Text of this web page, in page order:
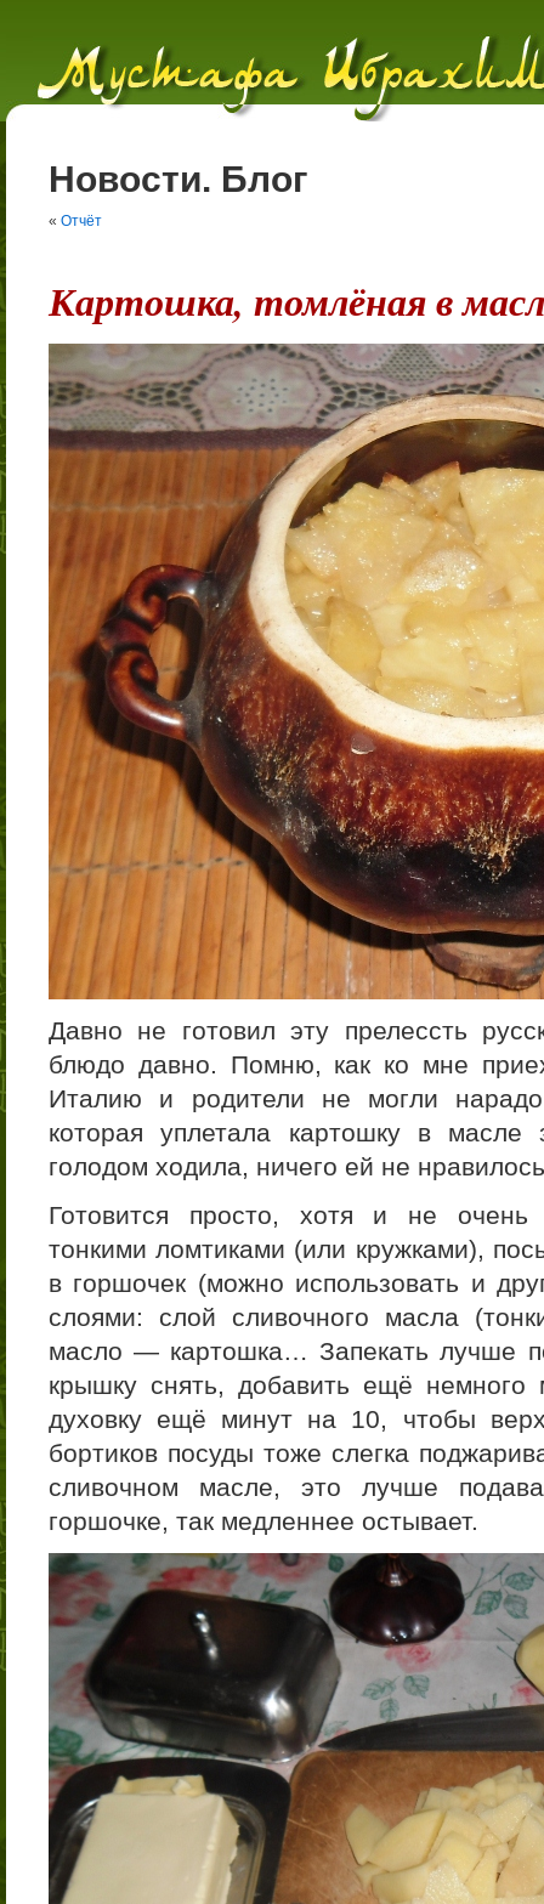
Новости. Блог
« Отчёт
Картошка, томлёная в
Давно не готовил эту прелессть
блюдо давно. Помню, как ко мне
Италию и родители не могли
которая уплетала картошку в
голодом ходила, ничего ей не
Готовится просто, хотя и не очень
тонкими ломтиками (или кружками),
в горшочек (можно использовать и
слоями: слой сливочного масла
масло — картошка… Запекать лучше
крышку снять, добавить ещё немного
духовку ещё минут на 10, чтобы
бортиков посуды тоже слегка
сливочном масле, это лучше
горшочке, так медленнее остывает.